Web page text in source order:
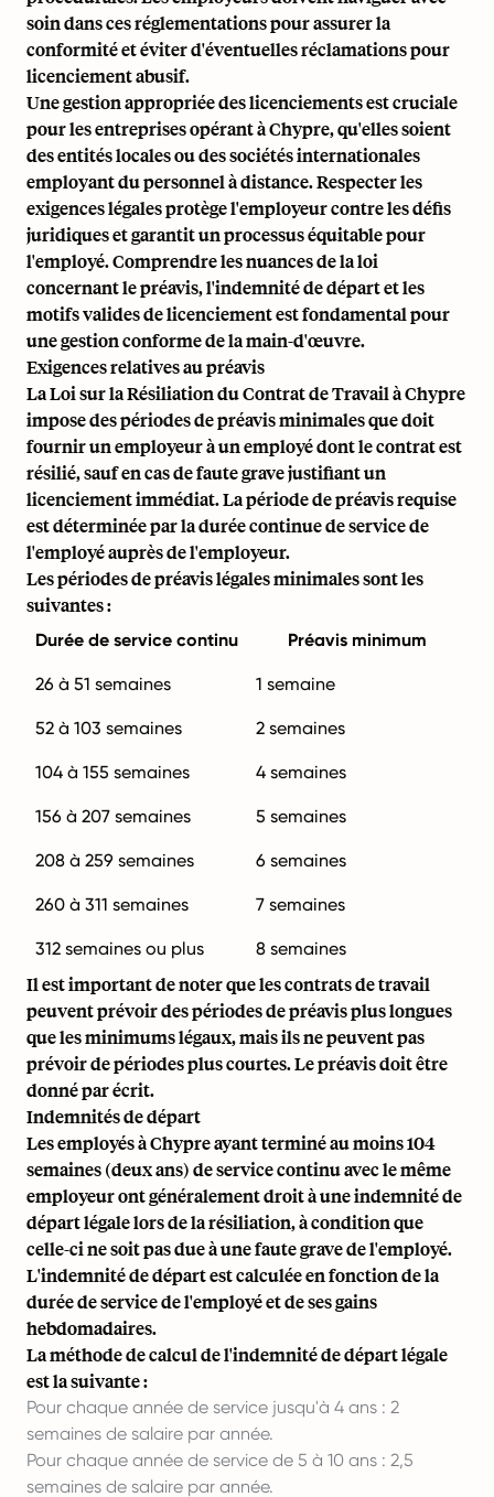
soin dans ces réglementations pour assurer la
conformité et éviter d'éventuelles réclamations pour
licenciement abusif.
Une gestion appropriée des licenciements est cruciale
pour les entreprises opérant à Chypre, qu'elles soient
des entités locales ou des sociétés internationales
employant du personnel à distance. Respecter les
exigences légales protège l'employeur contre les défis
juridiques et garantit un processus équitable pour
l'employé. Comprendre les nuances de la loi
concernant le préavis, l'indemnité de départ et les
motifs valides de licenciement est fondamental pour
une gestion conforme de la main-d'œuvre.
Exigences relatives au préavis
La Loi sur la Résiliation du Contrat de Travail à Chypre
impose des périodes de préavis minimales que doit
fournir un employeur à un employé dont le contrat est
résilié, sauf en cas de faute grave justifiant un
licenciement immédiat. La période de préavis requise
est déterminée par la durée continue de service de
l'employé auprès de l'employeur.
Les périodes de préavis légales minimales sont les
suivantes :
Durée de service continu Préavis minimum
26 à 51 semaines 1 semaine
52 à 103 semaines 2 semaines
104 à 155 semaines 4 semaines
156 à 207 semaines 5 semaines
208 à 259 semaines 6 semaines
260 à 311 semaines 7 semaines
312 semaines ou plus 8 semaines
Il est important de noter que les contrats de travail
peuvent prévoir des périodes de préavis plus longues
que les minimums légaux, mais ils ne peuvent pas
prévoir de périodes plus courtes. Le préavis doit être
donné par écrit.
Indemnités de départ
Les employés à Chypre ayant terminé au moins 104
semaines (deux ans) de service continu avec le même
employeur ont généralement droit à une indemnité de
départ légale lors de la résiliation, à condition que
celle-ci ne soit pas due à une faute grave de l'employé.
L'indemnité de départ est calculée en fonction de la
durée de service de l'employé et de ses gains
hebdomadaires.
La méthode de calcul de l'indemnité de départ légale
est la suivante :
Pour chaque année de service jusqu'à 4 ans : 2
semaines de salaire par année.
Pour chaque année de service de 5 à 10 ans : 2,5
semaines de salaire par année.